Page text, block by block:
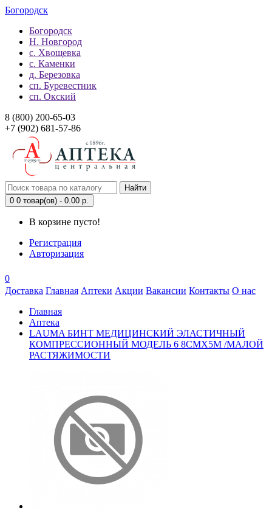
Богородск
Богородск
Н. Новгород
с. Хвощевка
с. Каменки
д. Березовка
сп. Буревестник
сп. Окский
8 (800) 200-65-03
+7 (902) 681-57-86
Найти
0 0 товар(ов) - 0.00 р.
В корзине пусто!
Регистрация
Авторизация
0
Доставка Главная Аптеки Акции Вакансии Контакты О нас
Главная
Аптека
LAUMA БИНТ МЕДИЦИНСКИЙ ЭЛАСТИЧНЫЙ
КОМПРЕССИОННЫЙ МОДЕЛЬ 6 8СМX5М /МАЛОЙ
РАСТЯЖИМОСТИ